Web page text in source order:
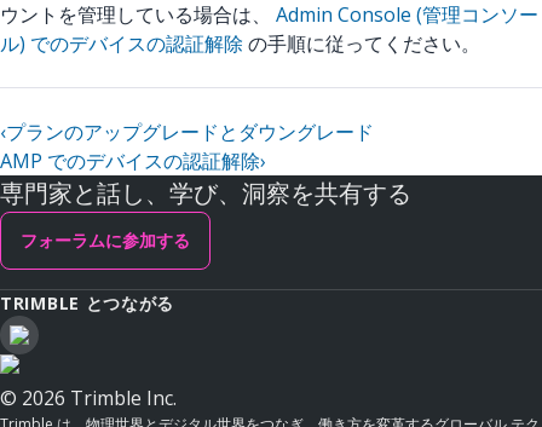
ウントを管理している場合は、 Admin Console (管理コンソー
ル) でのデバイスの認証解除 の手順に従ってください。
‹プランのアップグレードとダウングレード
AMP でのデバイスの認証解除›
専門家と話し、学び、洞察を共有する
フォーラムに参加する
TRIMBLE とつながる
© 2026 Trimble Inc.